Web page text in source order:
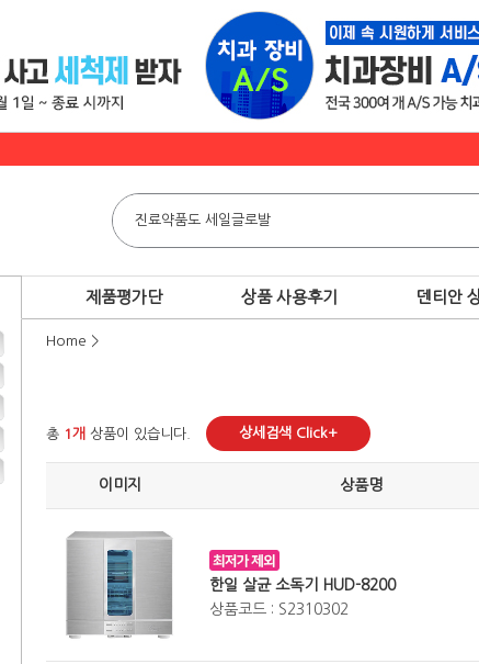
제품평가단 상품 사용후기 덴티안
Home >
총 1개 상품이 있습니다. 상세검색 Click+
이미지 상품명
한일 살균 소독기 HUD-8200
상품코드 : S2310302